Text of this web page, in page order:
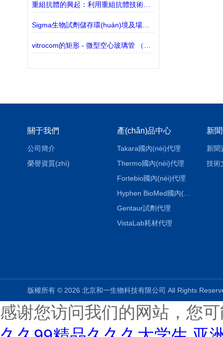
重組抗體的興起：利用重組抗體技術的優(yōu)勢
Sigma生物試劑儲存環(huán)境及場所解析
關于我們
公司簡介
榮譽資質(zhì)
產(chǎn)品中心
Takara國內(nèi)代理
Thermo國內(nèi)代理
Fortebio國內(nèi)代理
Hyphen BioMed國內(nèi)代理
Gentaur試劑代理
VistaLab耗材代理
新
新聞
技術
版權所有 © 2026 北京和一生物科技有限公司 All Rights
感谢您访问我们的网站，您